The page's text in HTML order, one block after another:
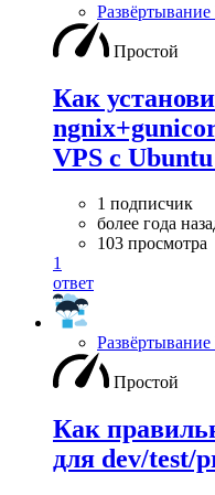
Простой
Как
VPS с
1 подписчик
более года
103 просмотра
1
ответ
Простой
Как
для dev/test/